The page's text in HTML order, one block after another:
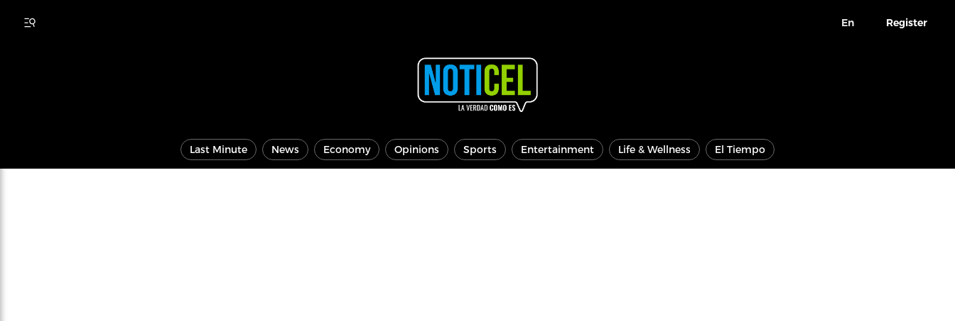
En Register
Last Minute News Economy Opinions Sports Entertainment Life & Wellness El Tiempo